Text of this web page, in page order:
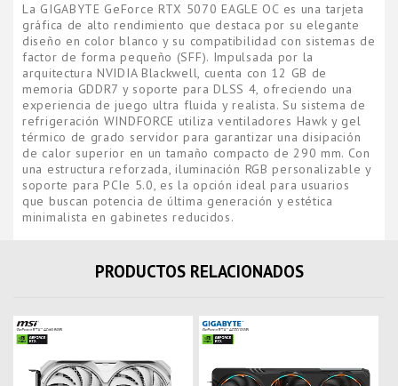
La GIGABYTE GeForce RTX 5070 EAGLE OC es una tarjeta
gráfica de alto rendimiento que destaca por su elegante
diseño en color blanco y su compatibilidad con sistemas de
factor de forma pequeño (SFF). Impulsada por la
arquitectura NVIDIA Blackwell, cuenta con 12 GB de
memoria GDDR7 y soporte para DLSS 4, ofreciendo una
experiencia de juego ultra fluida y realista. Su sistema de
refrigeración WINDFORCE utiliza ventiladores Hawk y gel
térmico de grado servidor para garantizar una disipación
de calor superior en un tamaño compacto de 290 mm. Con
una estructura reforzada, iluminación RGB personalizable y
soporte para PCIe 5.0, es la opción ideal para usuarios
que buscan potencia de última generación y estética
minimalista en gabinetes reducidos.
PRODUCTOS RELACIONADOS